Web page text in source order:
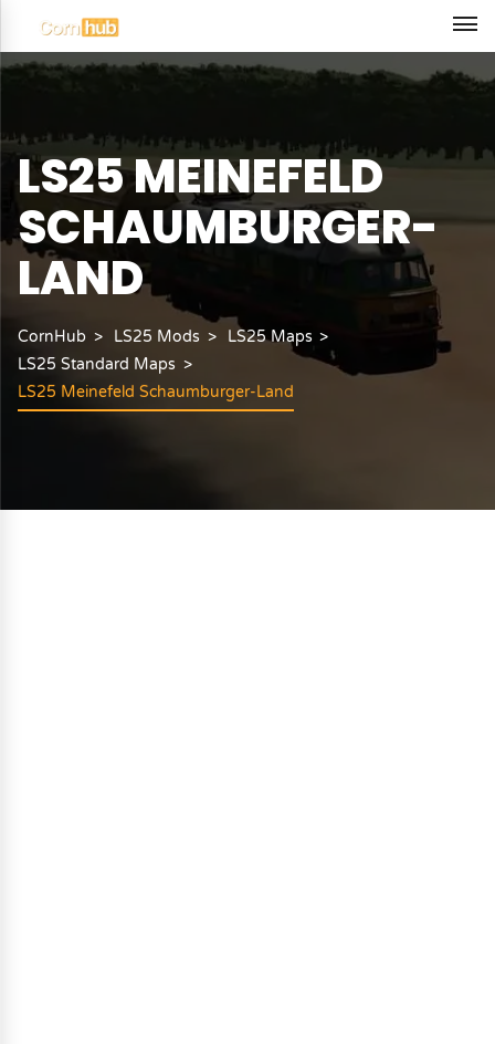
LS25 MEINEFELD
SCHAUMBURGER-
LAND
CornHub LS25 Mods
LS25 Maps
LS25 Standard Maps
LS25 Meinefeld Schaumburger-Land